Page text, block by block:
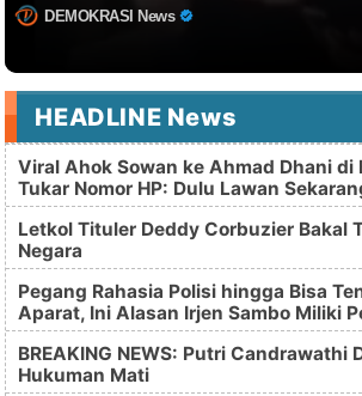
DEMOKRASI News
HEADLINE News
Viral Ahok Sowan ke Ahmad Dhani di
Tukar Nomor HP: Dulu Lawan
Letkol Tituler Deddy Corbuzier Bakal
Negara
Pegang Rahasia Polisi hingga Bisa
Aparat, Ini Alasan Irjen Sambo Miliki
BREAKING NEWS: Putri Candrawathi
Hukuman Mati